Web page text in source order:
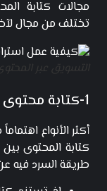
مجالات كتابة
تختلف من مجال
التسويق عبر المحتوي
1-كتابة محتوى مقالات المواقع الإلكترونية
أكثر الأنواع
كتابة المحتوى
طريقة السرد فيه